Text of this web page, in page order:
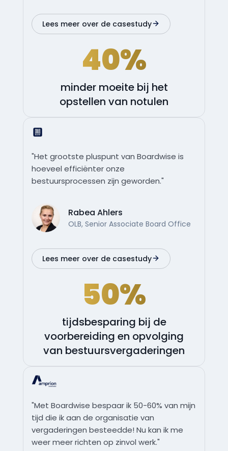
Lees meer over de casestudy
40%
minder moeite bij het
opstellen van notulen
"Het grootste pluspunt van Boardwise is
hoeveel efficiënter onze
bestuursprocessen zijn geworden."
Rabea Ahlers
OLB, Senior Associate Board Office
Lees meer over de casestudy
50%
tijdsbesparing bij de
voorbereiding en opvolging
van bestuursvergaderingen
"Met Boardwise bespaar ik 50-60% van mijn
tijd die ik aan de organisatie van
vergaderingen besteedde! Nu kan ik me
weer meer richten op zinvol werk."